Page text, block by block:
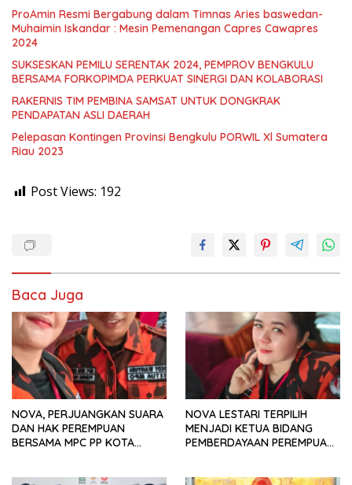
ProAmin Resmi Bergabung dalam Timnas Aries baswedan-
Muhaimin Iskandar : Mesin Pemenangan Capres Cawapres
2024
SUKSESKAN PEMILU SERENTAK 2024, PEMPROV BENGKULU
BERSAMA FORKOPIMDA PERKUAT SINERGI DAN KOLABORASI
RAKERNIS TIM PEMBINA SAMSAT UNTUK DONGKRAK
PENDAPATAN ASLI DAERAH
Pelepasan Kontingen Provinsi Bengkulu PORWIL Xl Sumatera
Riau 2023
Post Views: 192
Baca Juga
NOVA, PERJUANGKAN SUARA
DAN HAK PEREMPUAN
BERSAMA MPC PP KOTA
NOVA LESTARI TERPILIH
MENJADI KETUA BIDANG
PEMBERDAYAAN PEREMPUAN